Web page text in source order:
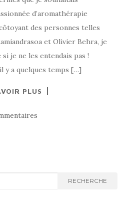
d’aromathérapie
des personnes telles
et Olivier Behra, je
je ne les entendais pas !
y a quelques temps […]
PLUS
RECHERCHE